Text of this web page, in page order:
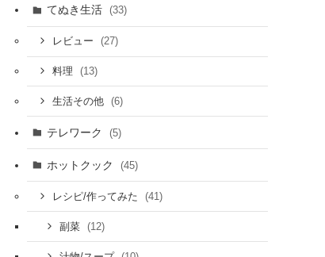
てぬき生活 (33)
レビュー (27)
料理 (13)
生活その他 (6)
テレワーク (5)
ホットクック (45)
レシピ/作ってみた (41)
副菜 (12)